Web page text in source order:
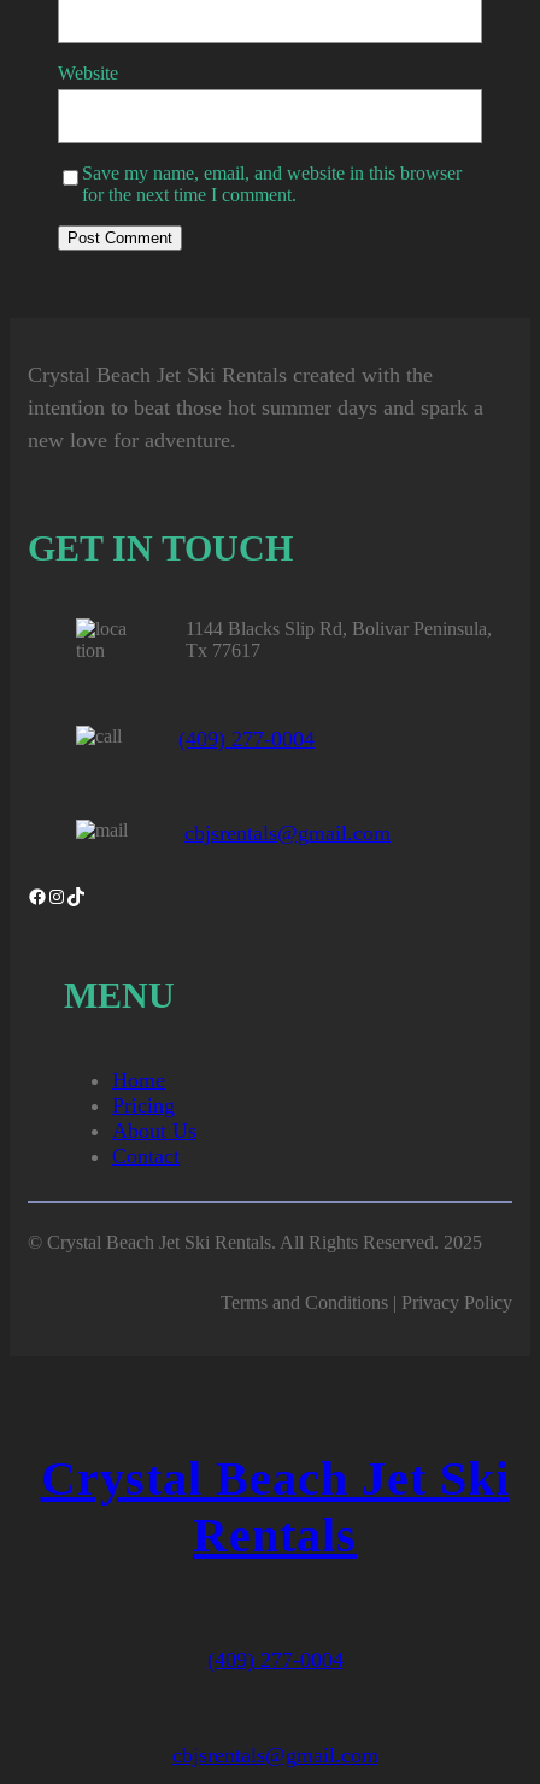
Website
Save my name, email, and website in this browser
for the next time I comment.
Crystal Beach Jet Ski Rentals created with the
intention to beat those hot summer days and spark a
new love for adventure.
GET IN TOUCH
1144 Blacks Slip Rd, Bolivar Peninsula,
Tx 77617
(409) 277-0004
cbjsrentals@gmail.com
Facebook Instagram TikTok
MENU
Home
Pricing
About Us
Contact
© Crystal Beach Jet Ski Rentals. All Rights Reserved. 2025
Terms and Conditions | Privacy Policy
Crystal Beach Jet Ski
Rentals
(409) 277-0004
cbjsrentals@gmail.com